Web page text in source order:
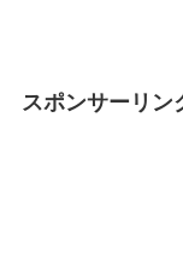
スポンサーリン